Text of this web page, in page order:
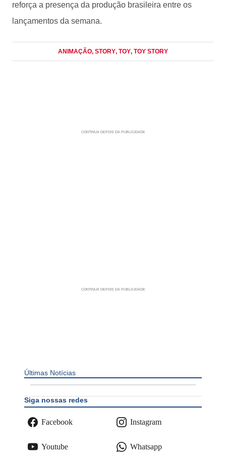
reforça a presença da produção brasileira entre os
lançamentos da semana.
ANIMAÇÃO, STORY, TOY, TOY STORY
Últimas Notícias
Siga nossas redes
Facebook Instagram
Youtube Whatsapp